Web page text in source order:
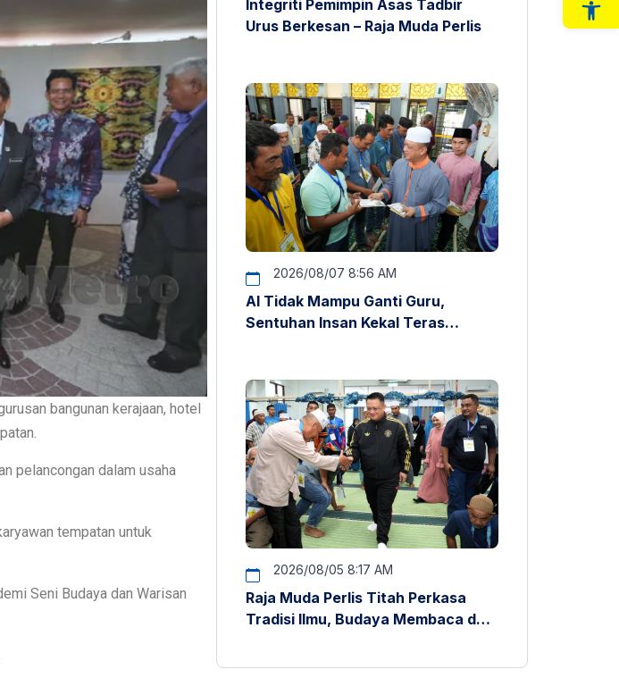
bangunan kerajaan, hotel
pelancongan dalam usaha
tempatan untuk
Seni Budaya dan Warisan
Integriti Pemimpin Asas Tadbir
Urus Berkesan – Raja Muda Perlis
2026/08/07 8:56 AM
AI Tidak Mampu Ganti Guru,
Sentuhan Insan Kekal Teras
2026/08/05 8:17 AM
Raja Muda Perlis Titah Perkasa
Tradisi Ilmu, Budaya Membaca dan